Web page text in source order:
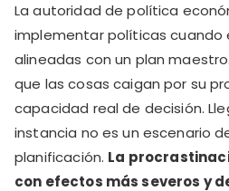
La autoridad de política
implementar políticas cuando
alineadas con un plan
que las cosas caigan por su
capacidad real de decisión.
instancia no es un escenario
planificación. La
con efectos más severos y